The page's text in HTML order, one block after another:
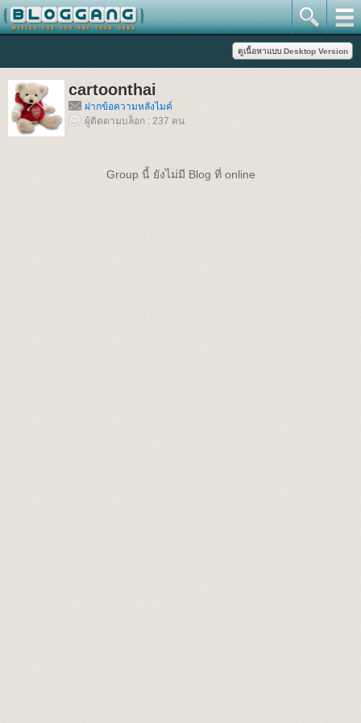
cartoonthai
ฝากข้อความหลังไมค์
ผู้ติดตามบล็อก : 237 คน
Group นี้ ยังไม่มี Blog ที่ online